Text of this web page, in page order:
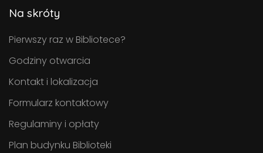
Na skróty
Pierwszy raz w Bibliotece?
Godziny otwarcia
Kontakt i lokalizacja
Formularz kontaktowy
Regulaminy i opłaty
Plan budynku Biblioteki